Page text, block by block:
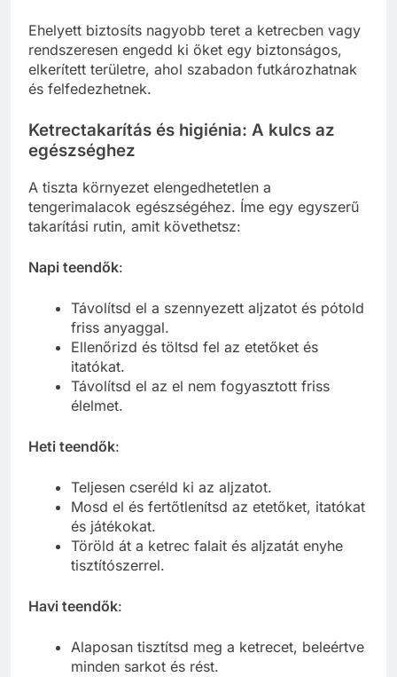
Ehelyett biztosíts nagyobb teret a ketrecben vagy
rendszeresen engedd ki őket egy biztonságos,
elkerített területre, ahol szabadon futkározhatnak
és felfedezhetnek.
Ketrectakarítás és higiénia: A kulcs az
egészséghez
A tiszta környezet elengedhetetlen a
tengerimalacok egészségéhez. Íme egy egyszerű
takarítási rutin, amit követhetsz:
Napi teendők:
Távolítsd el a szennyezett aljzatot és pótold
friss anyaggal.
Ellenőrizd és töltsd fel az etetőket és
itatókat.
Távolítsd el az el nem fogyasztott friss
élelmet.
Heti teendők:
Teljesen cseréld ki az aljzatot.
Mosd el és fertőtlenítsd az etetőket, itatókat
és játékokat.
Töröld át a ketrec falait és aljzatát enyhe
tisztítószerrel.
Havi teendők:
Alaposan tisztítsd meg a ketrecet, beleértve
minden sarkot és rést.